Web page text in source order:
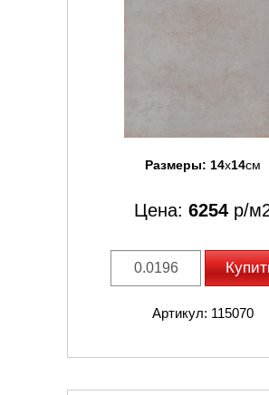
Размеры: 14x14см
Цена: 6254 р/
Артикул: 115070